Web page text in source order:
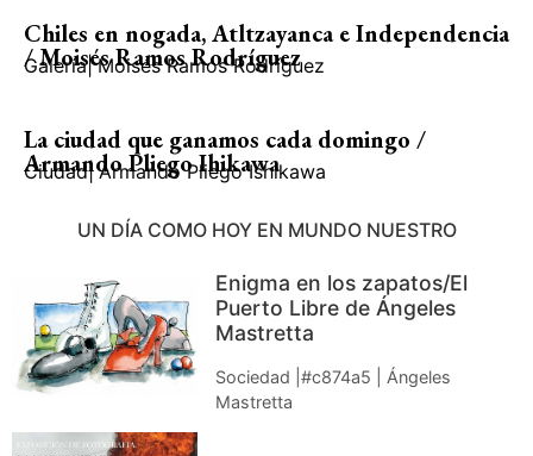
Chiles en nogada, Atltzayanca e Independencia
/ Moisés Ramos Rodríguez
Galería| Moisés Ramos Rodríguez
La ciudad que ganamos cada domingo /
Armando Pliego Ihikawa
Ciudad| Armando Pliego Ishikawa
UN DÍA COMO HOY EN MUNDO NUESTRO
Enigma en los zapatos/El
Puerto Libre de Ángeles
Mastretta
Sociedad |#c874a5 | Ángeles
Mastretta